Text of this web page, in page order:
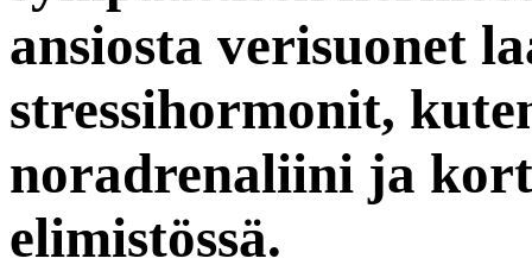
ansiosta verisuonet
stressihormonit,
noradrenaliini ja
elimistössä.